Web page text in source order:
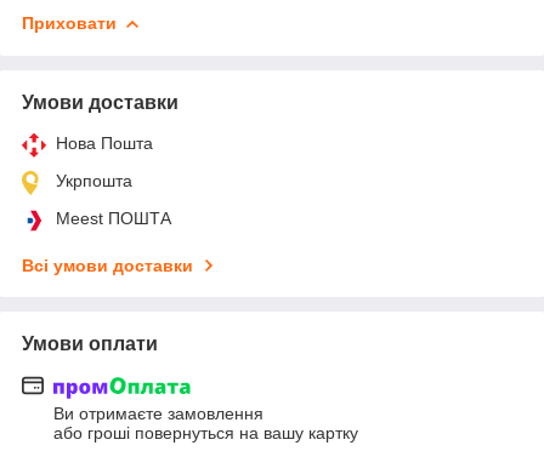
Приховати
Умови доставки
Нова Пошта
Укрпошта
Meest ПОШТА
Всі умови доставки
Умови оплати
Ви отримаєте замовлення
або гроші повернуться на вашу картку